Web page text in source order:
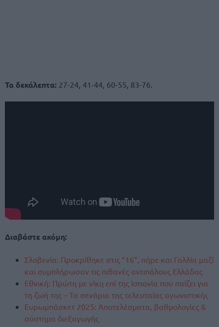
Τα δεκάλεπτα: 27-24, 41-44, 60-55, 83-76.
Διαβάστε ακόμη:
Σλοβενία: Προκρίθηκε στις “16”, πήρε και Γαλλία μαζί
και συμπλήρωσαν τις πιθανές αντιπάλους Ελλάδας
Εθνική: Πρώτη με νίκη επί της Ισπανία που παίζει για
τη ζωή της – Τα σενάρια της τελευταίας αγωνιστικής
Ευρωμπάσκετ 2025: Αποτελέσματα, βαθμολογίες &
σύστημα διεξαγωγής